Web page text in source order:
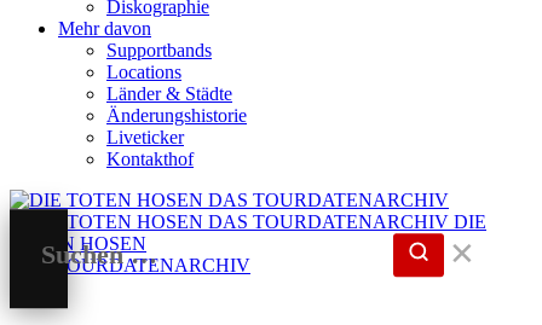
Diskographie
Mehr davon
Supportbands
Locations
Länder & Städte
Änderungshistorie
Liveticker
Kontakthof
DIE
TOTEN HOSEN
DAS TOURDATENARCHIV
✕